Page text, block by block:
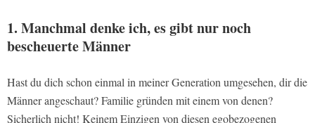
1. Manchmal denke ich, es gibt nur noch
bescheuerte Männer
Hast du dich schon einmal in meiner Generation umgesehen, dir die
Männer angeschaut? Familie gründen mit einem von denen?
Sicherlich nicht! Keinem Einzigen von diesen egobezogenen